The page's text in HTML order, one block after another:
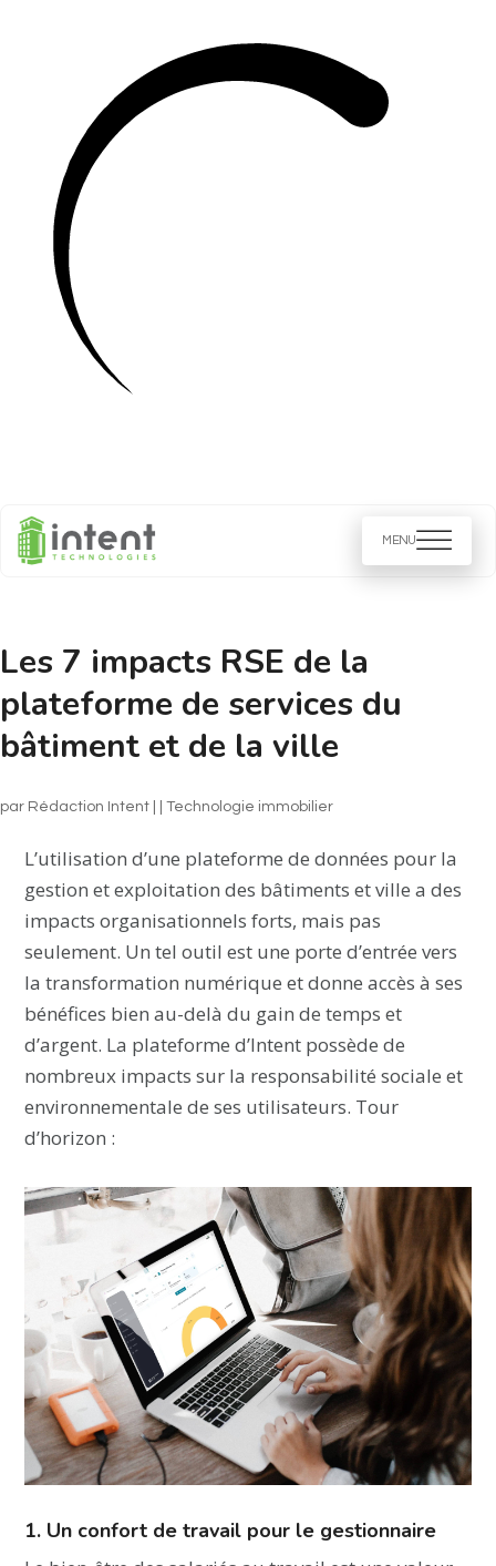
Les 7 impacts RSE de la
plateforme de services du
bâtiment et de la ville
par Rédaction Intent Technologie immobilier​
L’utilisation d’une plateforme de données pour la
gestion et exploitation des bâtiments et ville a des
impacts organisationnels forts, mais pas
seulement. Un tel outil est une porte d’entrée vers
la transformation numérique et donne accès à ses
bénéfices bien au-delà du gain de temps et
d’argent. La plateforme d’Intent possède de
nombreux impacts sur la responsabilité sociale et
environnementale de ses utilisateurs. Tour
d’horizon :
1. Un confort de travail pour le gestionnaire